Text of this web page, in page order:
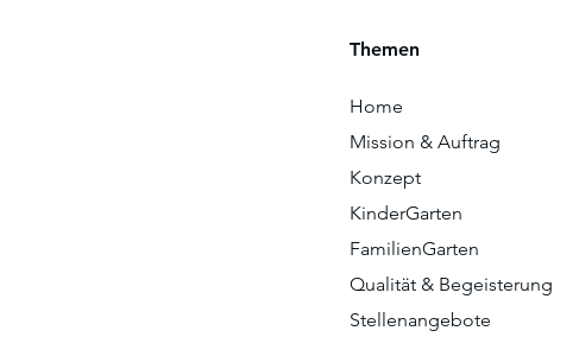
Themen
Home
Mission & Auftrag
Konzept
KinderGarten
FamilienGarten
Qualität & Begeisterung
Stellenangebote